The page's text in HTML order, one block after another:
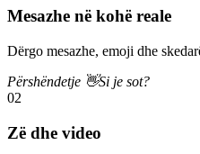
Mesazhe në kohë reale
Dërgo mesazhe, emoji dhe
Përshëndetje 👋Si je sot?
02
Zë dhe video